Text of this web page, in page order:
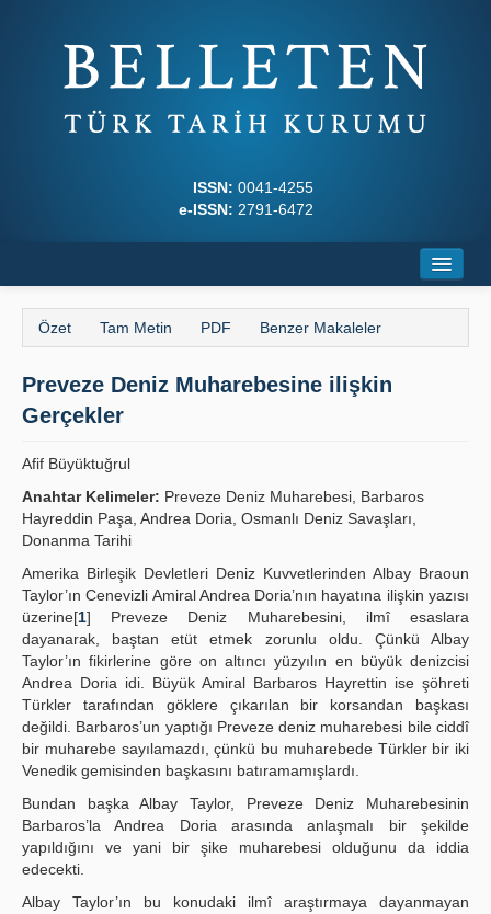
ISSN: 0041-4255
e-ISSN: 2791-6472
Hakkında
Dergi Kurulları
Yazım Kuralları
İlkeler
Yayın Politikaları
İletişim
Özet Tam Metin PDF Benzer Makaleler
Preveze Deniz Muharebesine ilişkin
Gerçekler
Afif Büyüktuğrul
Anahtar Kelimeler: Preveze Deniz Muharebesi, Barbaros
Hayreddin Paşa, Andrea Doria, Osmanlı Deniz Savaşları,
Donanma Tarihi
Amerika Birleşik Devletleri Deniz Kuvvetlerinden Albay Braoun
Taylor’ın Cenevizli Amiral Andrea Doria’nın hayatına ilişkin yazısı
üzerine[1] Preveze Deniz Muharebesini, ilmî esaslara
dayanarak, baştan etüt etmek zorunlu oldu. Çünkü Albay
Taylor’ın fikirlerine göre on altıncı yüzyılın en büyük denizcisi
Andrea Doria idi. Büyük Amiral Barbaros Hayrettin ise şöhreti
Türkler tarafından göklere çıkarılan bir korsandan başkası
değildi. Barbaros’un yaptığı Preveze deniz muharebesi bile ciddî
bir muharebe sayılamazdı, çünkü bu muharebede Türkler bir iki
Venedik gemisinden başkasını batıramamışlardı.
Bundan başka Albay Taylor, Preveze Deniz Muharebesinin
Barbaros’la Andrea Doria arasında anlaşmalı bir şekilde
yapıldığını ve yani bir şike muharebesi olduğunu da iddia
edecekti.
Albay Taylor’ın bu konudaki ilmî araştırmaya dayanmayan